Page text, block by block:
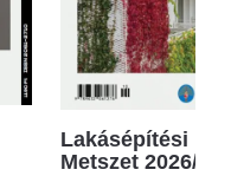
Lakásépítési
Metszet 2026/2.